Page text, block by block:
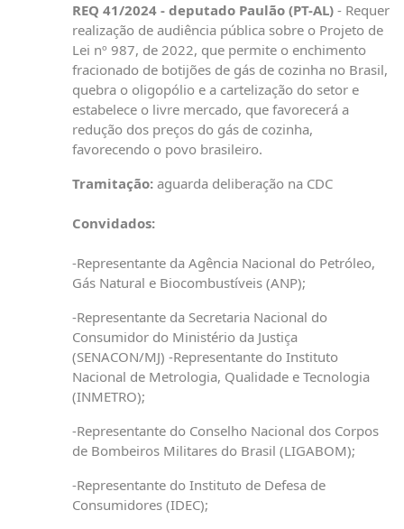
REQ 41/2024 - deputado Paulão (PT-AL) - Requer
realização de audiência pública sobre o Projeto de
Lei nº 987, de 2022, que permite o enchimento
fracionado de botijões de gás de cozinha no Brasil,
quebra o oligopólio e a cartelização do setor e
estabelece o livre mercado, que favorecerá a
redução dos preços do gás de cozinha,
favorecendo o povo brasileiro.
Tramitação: aguarda deliberação na CDC
Convidados:
-Representante da Agência Nacional do Petróleo,
Gás Natural e Biocombustíveis (ANP);
-Representante da Secretaria Nacional do
Consumidor do Ministério da Justiça
(SENACON/MJ) -Representante do Instituto
Nacional de Metrologia, Qualidade e Tecnologia
(INMETRO);
-Representante do Conselho Nacional dos Corpos
de Bombeiros Militares do Brasil (LIGABOM);
-Representante do Instituto de Defesa de
Consumidores (IDEC);